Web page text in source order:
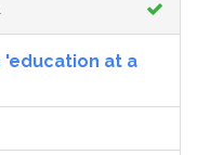
'education at a